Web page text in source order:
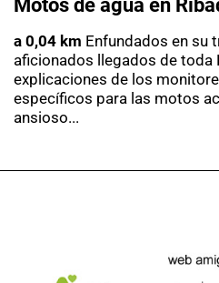
Motos de agua en
a 0,04 km Enfundados en su
aficionados llegados de toda
explicaciones de los
específicos para las motos
ansioso...